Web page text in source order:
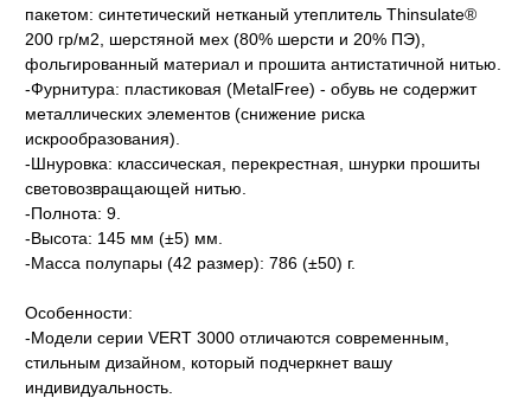
пакетом: синтетический нетканый утеплитель Thinsulate®
200 гр/м2, шерстяной мех (80% шерсти и 20% ПЭ),
фольгированный материал и прошита антистатичной нитью.
-Фурнитура: пластиковая (MetalFree) - обувь не содержит
металлических элементов (снижение риска
искрообразования).
-Шнуровка: классическая, перекрестная, шнурки прошиты
световозвращающей нитью.
-Полнота: 9.
-Высота: 145 мм (±5) мм.
-Масса полупары (42 размер): 786 (±50) г.
Особенности:
-Модели серии VERT 3000 отличаются современным,
стильным дизайном, который подчеркнет вашу
индивидуальность.